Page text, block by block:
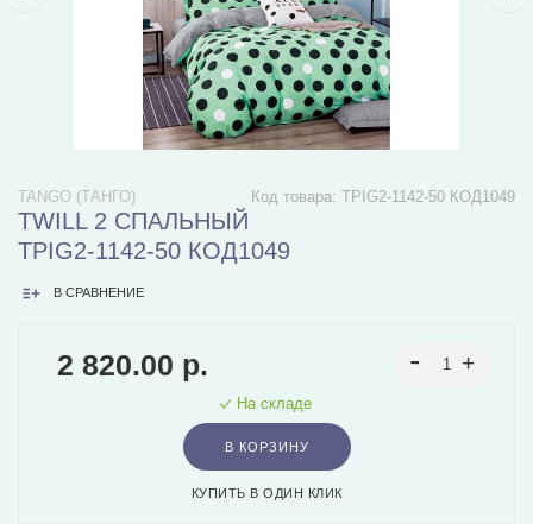
Код товара: TPIG2-1142-50 КОД1049
TANGO (ТАНГО)
TWILL 2 СПАЛЬНЫЙ
TPIG2-1142-50 КОД1049
В СРАВНЕНИЕ
2 820.00 р.
На складе
В КОРЗИНУ
КУПИТЬ В ОДИН КЛИК